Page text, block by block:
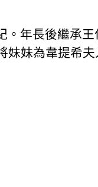
年長後繼承王
妹妹為韋提希